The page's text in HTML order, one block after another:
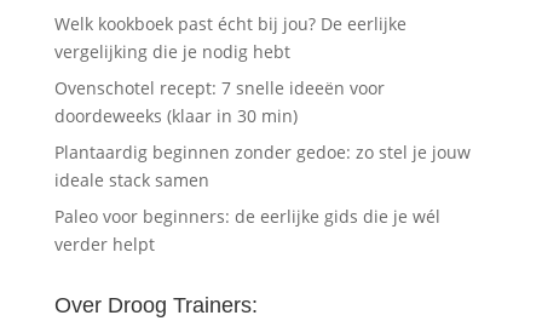
Welk kookboek past écht bij jou? De eerlijke
vergelijking die je nodig hebt
Ovenschotel recept: 7 snelle ideeën voor
doordeweeks (klaar in 30 min)
Plantaardig beginnen zonder gedoe: zo stel je jouw
ideale stack samen
Paleo voor beginners: de eerlijke gids die je wél
verder helpt
Over Droog Trainers: